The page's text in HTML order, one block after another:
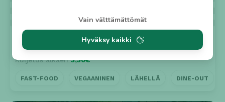
Evästeluettelo
Välttämättömät evästeet
- Lyhytaikainen istuntoeväste, jonka
tarkoituksena on estää vaarallista liikennettä
sivustolla. (2 tuntia)
tarkoituksena on auttaa käyttäjää tilausten
viikkoa)
Vain välttämättömät
Hyväksy kaikki
7kora Burger, Malmi Suljettu
Kuljetus alkaen3,50€
FAST-FOOD VEGAANINEN LÄHELLÄ DINE-OUT